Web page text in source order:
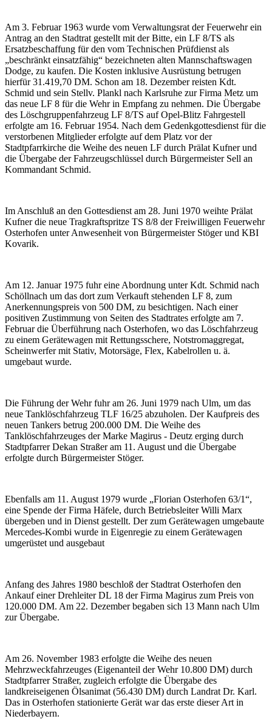
Am 3. Februar 1963 wurde vom Verwaltungsrat der Feuerwehr ein
Antrag an den Stadtrat gestellt mit der Bitte, ein LF 8/TS als
Ersatzbeschaffung für den vom Technischen Prüfdienst als
„beschränkt einsatzfähig“ bezeichneten alten Mannschaftswagen
Dodge, zu kaufen. Die Kosten inklusive Ausrüstung betrugen
hierfür 31.419,70 DM. Schon am 18. Dezember reisten Kdt.
Schmid und sein Stellv. Plankl nach Karlsruhe zur Firma Metz um
das neue LF 8 für die Wehr in Empfang zu nehmen. Die Übergabe
des Löschgruppenfahrzeug LF 8/TS auf Opel-Blitz Fahrgestell
erfolgte am 16. Februar 1954. Nach dem Gedenkgottesdienst für die
verstorbenen Mitglieder erfolgte auf dem Platz vor der
Stadtpfarrkirche die Weihe des neuen LF durch Prälat Kufner und
die Übergabe der Fahrzeugschlüssel durch Bürgermeister Sell an
Kommandant Schmid.
Im Anschluß an den Gottesdienst am 28. Juni 1970 weihte Prälat
Kufner die neue Tragkraftspritze TS 8/8 der Freiwilligen Feuerwehr
Osterhofen unter Anwesenheit von Bürgermeister Stöger und KBI
Kovarik.
Am 12. Januar 1975 fuhr eine Abordnung unter Kdt. Schmid nach
Schöllnach um das dort zum Verkauft stehenden LF 8, zum
Anerkennungspreis von 500 DM, zu besichtigen. Nach einer
positiven Zustimmung von Seiten des Stadtrates erfolgte am 7.
Februar die Überführung nach Osterhofen, wo das Löschfahrzeug
zu einem Gerätewagen mit Rettungsschere, Notstromaggregat,
Scheinwerfer mit Stativ, Motorsäge, Flex, Kabelrollen u. ä.
umgebaut wurde.
Die Führung der Wehr fuhr am 26. Juni 1979 nach Ulm, um das
neue Tanklöschfahrzeug TLF 16/25 abzuholen. Der Kaufpreis des
neuen Tankers betrug 200.000 DM. Die Weihe des
Tanklöschfahrzeuges der Marke Magirus - Deutz erging durch
Stadtpfarrer Dekan Straßer am 11. August und die Übergabe
erfolgte durch Bürgermeister Stöger.
Ebenfalls am 11. August 1979 wurde „Florian Osterhofen 63/1“,
eine Spende der Firma Häfele, durch Betriebsleiter Willi Marx
übergeben und in Dienst gestellt. Der zum Gerätewagen umgebaute
Mercedes-Kombi wurde in Eigenregie zu einem Gerätewagen
umgerüstet und ausgebaut
Anfang des Jahres 1980 beschloß der Stadtrat Osterhofen den
Ankauf einer Drehleiter DL 18 der Firma Magirus zum Preis von
120.000 DM. Am 22. Dezember begaben sich 13 Mann nach Ulm
zur Übergabe.
Am 26. November 1983 erfolgte die Weihe des neuen
Mehrzweckfahrzeuges (Eigenanteil der Wehr 10.800 DM) durch
Stadtpfarrer Straßer, zugleich erfolgte die Übergabe des
landkreiseigenen Ölsanimat (56.430 DM) durch Landrat Dr. Karl.
Das in Osterhofen stationierte Gerät war das erste dieser Art in
Niederbayern.